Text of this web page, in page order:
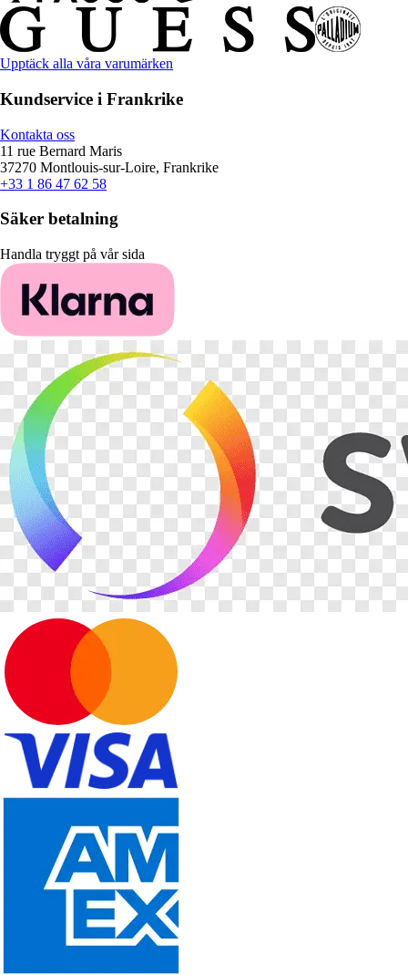
Upptäck alla våra varumärken
Kundservice i Frankrike
Kontakta oss
11 rue Bernard Maris
37270 Montlouis-sur-Loire, Frankrike
+33 1 86 47 62 58
Säker betalning
Handla tryggt på vår sida